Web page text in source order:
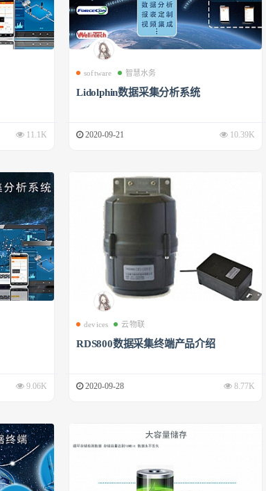
11.1K
software 智慧水务
Lidolphin数据采集分析系统
2020-09-21 10.39K
9.06K
devices 云物联
RDS800数据采集终端产品介绍
2020-09-28 8.77K